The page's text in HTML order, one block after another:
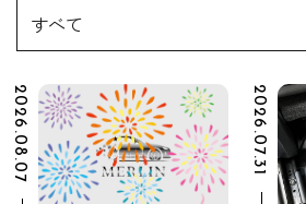
2026.08.07 2026.07.31